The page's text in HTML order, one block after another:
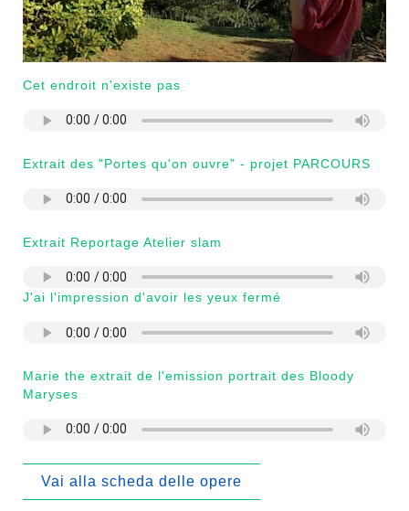
Cet endroit n'existe pas
Extrait des "Portes qu'on ouvre" - projet PARCOURS
Extrait Reportage Atelier slam
J'ai l'impression d'avoir les yeux fermé
Marie the extrait de l'emission portrait des Bloody
Maryses
Vai alla scheda delle opere